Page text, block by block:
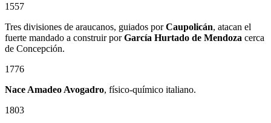
1557
Tres divisiones de araucanos, guiados porCaupolicán, atacan el
fuerte mandado a construir porGarcía Hurtado de Mendoza cerca
de Concepción.
1776
Nace Amadeo Avogadro, físico-químico italiano.
1803